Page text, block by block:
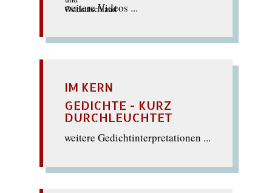
weitere Videos ...
IM KERN
GEDICHTE - KURZ
DURCHLEUCHTET
weitere Gedichtinterpretationen ...